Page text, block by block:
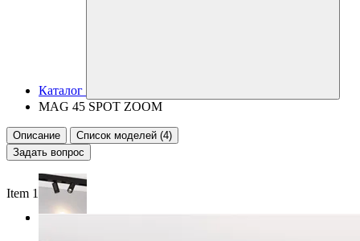
Каталог
MAG 45 SPOT ZOOM
Описание
Список моделей (4)
Задать вопрос
Item 1 of 2